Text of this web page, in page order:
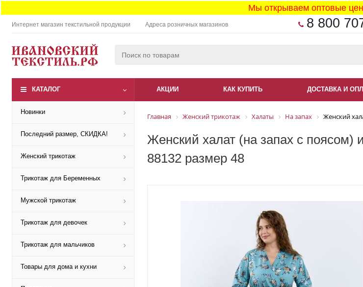
Мы открываем оптовые
Интернет магазин текстильной продукции Адреса розничных магазинов 8 800
КАТАЛОГ АКЦИИ КАК КУПИТЬ ДОСТАВКА И
Новинки
Последний размер, СКИДКА!
Женский трикотаж
Трикотаж для Беременных
Мужской трикотаж
Трикотаж для девочек
Трикотаж для мальчиков
Товары для дома и кухни
Главная Женский трикотаж Халаты На запах Женский
Женский халат (на запах с поясом)
88132 размер 48